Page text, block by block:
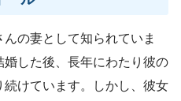
の妻として知られていま
した後、長年にわたり彼の
けています。しかし、彼女